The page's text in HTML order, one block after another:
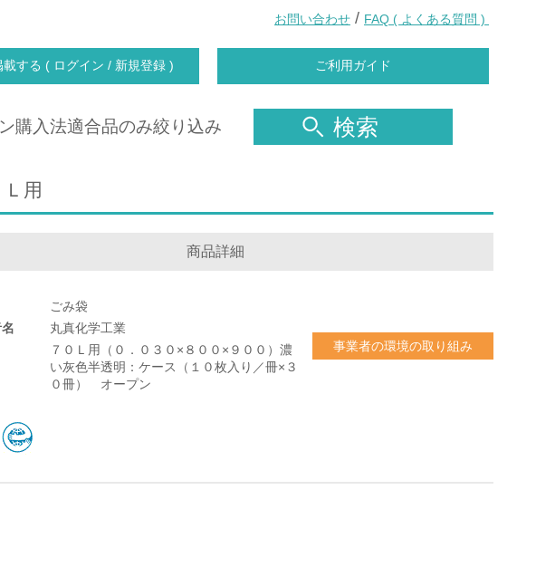
お問い合わせ / FAQ ( よくある質問 )
載する ( ログイン / 新規登録 ) ご利用ガイド
購入法適合品のみ絞り込み 検索
用
商品詳細
ごみ袋
丸真化学工業
７０Ｌ用（０．０３０×８００×９００）濃
い灰色半透明：ケース（１０枚入り／冊×３
０冊） オープン
事業者の環境の取り組み